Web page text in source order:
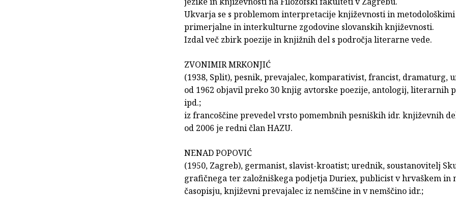
Ukvarja se s problemom interpretacije književnosti in
primerjalne in interkulturne zgodovine slovanskih književnosti.
Izdal več zbirk poezije in knjižnih del s področja literarne vede.
ZVONIMIR MRKONJIĆ
(1938, Split), pesnik, prevajalec, komparativist, francist, dramaturg,
od 1962 objavil preko 30 knjig avtorske poezije, antologij, literarnih
ipd.;
iz francoščine prevedel vrsto pomembnih pesniških idr. književnih
od 2006 je redni član HAZU.
NENAD POPOVIĆ
(1950, Zagreb), germanist, slavist-kroatist; urednik, soustanovitelj
grafičnega ter založniškega podjetja Duriex, publicist v hrvaškem in
časopisju, književni prevajalec iz nemščine in v nemščino idr.;